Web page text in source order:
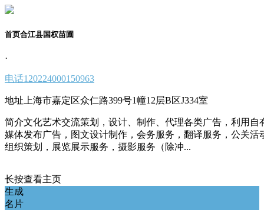
首页合江县国权苗圃
·
电话120224000150963
地址 上海市嘉定区众仁路399号1幢12层B区J334室
简介文化艺术交流策划，设计、制作、代理各类广告，利用自
媒体发布广告，图文设计制作，会务服务，翻译服务，公关活
组织策划，展览展示服务，摄影服务（除冲...
长按查看主页
生成
名片